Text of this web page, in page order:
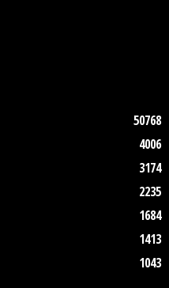
50768
4006
3174
2235
1684
1413
1043